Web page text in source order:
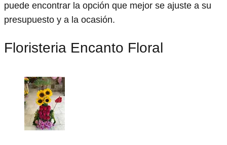
puede encontrar la opción que mejor se ajuste a su
presupuesto y a la ocasión.
Floristeria Encanto Floral